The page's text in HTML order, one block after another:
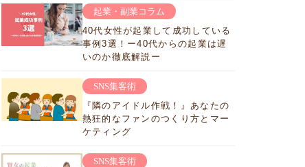
起業・副業コラム
40代女性が起業して成功している
事例3選！ー40代からの起業は遅
いのか徹底解説ー
SNS集客術
『隣のアイドル作戦！』あなたの
熱狂的なファンのつくり方とマー
ケティング
SNS集客術